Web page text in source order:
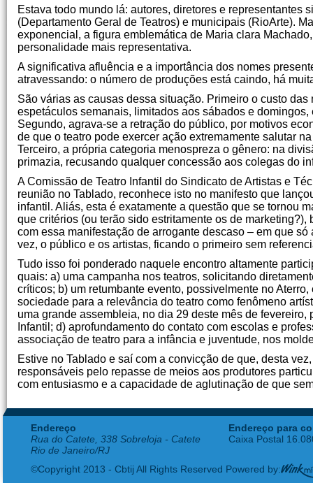
Estava todo mundo lá: autores, diretores e
(Departamento Geral de Teatros) e municipais (RioArte).
exponencial, a figura emblemática de Maria clara
personalidade mais representativa.
A significativa afluência e a importância dos nomes
atravessando: o número de produções está caindo, há
São várias as causas dessa situação. Primeiro o custo
espetáculos semanais, limitados aos sábados e
Segundo, agrava-se a retração do público, por motivos
de que o teatro pode exercer ação extremamente salutar
Terceiro, a própria categoria menospreza o gênero: na
primazia, recusando qualquer concessão aos colegas do
A Comissão de Teatro Infantil do Sindicato de Artistas e
reunião no Tablado, reconhece isto no manifesto que
infantil. Aliás, esta é exatamente a questão que se tornou
que critérios (ou terão sido estritamente os de
com essa manifestação de arrogante descaso – em que
vez, o público e os artistas, ficando o primeiro sem
Tudo isso foi ponderado naquele encontro altamente
quais: a) uma campanha nos teatros, solicitando
críticos; b) um retumbante evento, possivelmente no
sociedade para a relevância do teatro como fenômeno
uma grande assembleia, no dia 29 deste mês de
Infantil; d) aprofundamento do contato com escolas e
associação de teatro para a infância e juventude, nos
Estive no Tablado e saí com a convicção de que, desta
responsáveis pelo repasse de meios aos produtores
com entusiasmo e a capacidade de aglutinação de que
Endereço
Rua do Catete, 338 Sobreloja - Catete
Rio de Janeiro/RJ
Endereço para
Caixa Postal
©Copyright 2013 - Cbtij All Rights Reserved Powered by: